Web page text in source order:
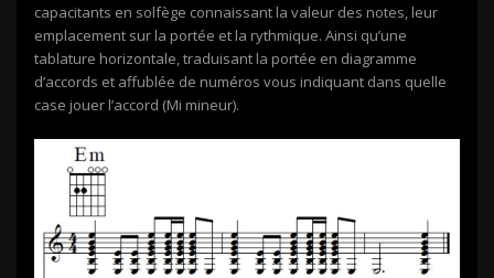
capacitants en solfège connaissant la valeur des notes, leur
emplacement sur la portée et la rythmique. Ainsi qu’une
tablature horizontale, traduisant la portée en diagramme
d’accords et affublée de numéros vous indiquant dans quelle
case jouer l’accord (Mi mineur).